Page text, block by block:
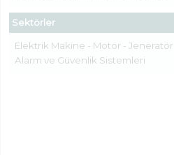
Sektörler
Elektrik Makine - Motor - Jeneratör
Alarm ve Güvenlik Sistemleri